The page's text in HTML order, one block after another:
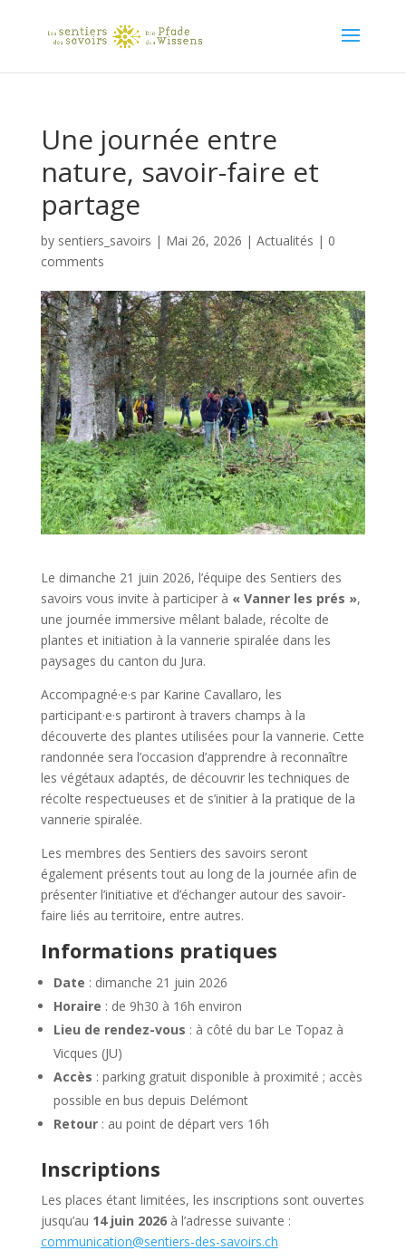
Une journée entre
nature, savoir-faire et
partage
by sentiers_savoirs | Mai 26, 2026 | Actualités | 0
comments
Le dimanche 21 juin 2026, l’équipe des Sentiers des
savoirs vous invite à participer à « Vanner les prés »,
une journée immersive mêlant balade, récolte de
plantes et initiation à la vannerie spiralée dans les
paysages du canton du Jura.
Accompagné·e·s par Karine Cavallaro, les
participant·e·s partiront à travers champs à la
découverte des plantes utilisées pour la vannerie. Cette
randonnée sera l’occasion d’apprendre à reconnaître
les végétaux adaptés, de découvrir les techniques de
récolte respectueuses et de s’initier à la pratique de la
vannerie spiralée.
Les membres des Sentiers des savoirs seront
également présents tout au long de la journée afin de
présenter l’initiative et d’échanger autour des savoir-
faire liés au territoire, entre autres.
Informations pratiques
Date : dimanche 21 juin 2026
Horaire : de 9h30 à 16h environ
Lieu de rendez-vous : à côté du bar Le Topaz à
Vicques (JU)
Accès : parking gratuit disponible à proximité ; accès
possible en bus depuis Delémont
Retour: au point de départ vers 16h
Inscriptions
Les places étant limitées, les inscriptions sont ouvertes
jusqu’au 14 juin 2026à l’adresse suivante :
communication@sentiers-des-savoirs.ch